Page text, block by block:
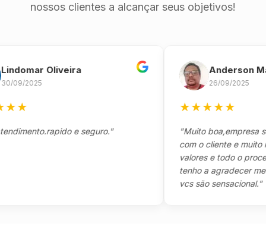
nossos clientes a alcançar seus objetivos!
Oliveira
e seguro."
Anderson
26/09/2025
★★★
"Muito boa,empresa séria
com o cliente e muito
valores e todo o processo
tenho a agradecer
vcs são sensacional."